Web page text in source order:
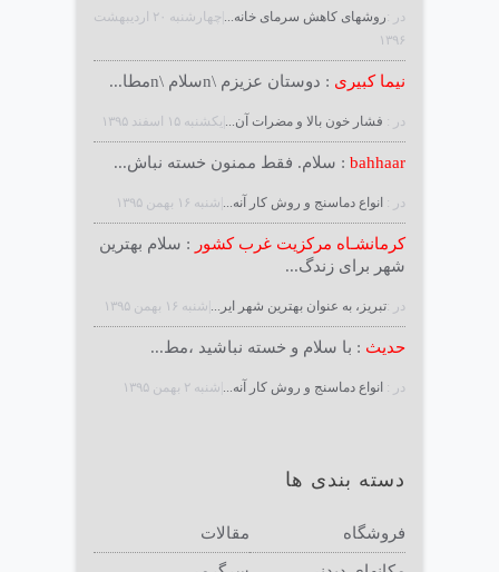
در :روشهای کاهش سرمای خانه...
|چهارشنبه ۲۰ ارديبهشت
۱۳۹۶
نیما کبیری : دوستان عزیزم \nسلام \nمطا...
در : فشار خون بالا و مضرات آن... |يكشنبه ۱۵ اسفند ۱۳۹۵
bahhaar : سلام. فقط ممنون خسته نباش...
در : انواع دماسنج و روش كار آنه... |شنبه ۱۶ بهمن ۱۳۹۵
کرمانشـاه مرکزیت غرب کشور : سلام بهترین
شهر برای زندگ...
در :تبریز، به عنوان بهترین شهر ایر... |شنبه ۱۶ بهمن ۱۳۹۵
حدیث : با سلام و خسته نباشید ،مط...
در : انواع دماسنج و روش كار آنه... |شنبه ۲ بهمن ۱۳۹۵
دسته بندی ها
مقالات فروشگاه